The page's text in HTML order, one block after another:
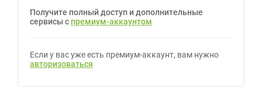
Получите полный доступ и дополнительные
сервисы с премиум-аккаунтом
Если у вас уже есть премиум-аккаунт, вам нужно
авторизоваться